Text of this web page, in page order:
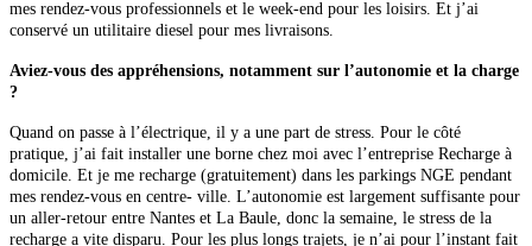
mes rendez-vous professionnels et le week-end pour les loisirs. Et j’ai
conservé un utilitaire diesel pour mes livraisons.
Aviez-vous des appréhensions, notamment sur l’autonomie et la charge
?
Quand on passe à l’électrique, il y a une part de stress. Pour le côté
pratique, j’ai fait installer une borne chez moi avec l’entreprise Recharge à
domicile. Et je me recharge (gratuitement) dans les parkings NGE pendant
mes rendez-vous en centre- ville. L’autonomie est largement suffisante pour
un aller-retour entre Nantes et La Baule, donc la semaine, le stress de la
recharge a vite disparu. Pour les plus longs trajets, je n’ai pour l’instant fait